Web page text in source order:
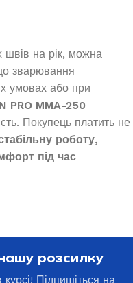
швів на рік, можна
зварювання
умовах або при
PRO MMA-250
Покупець платить не
роботу,
під час
розсилку
Підпишіться на